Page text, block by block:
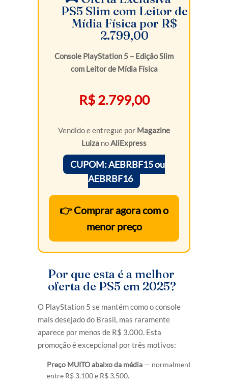
PS5 Slim com Leitor de
Mídia Física por R$
2.799,00
Console PlayStation 5 – Edição Slim
com Leitor de Mídia Física
R$ 2.799,00
Vendido e entregue por Magazine
Luiza noAliExpress
CUPOM: AEBRBF15 ou
AEBRBF16
👉 Comprar agora com o
menor preço
Por que esta é a melhor
oferta de PS5 em 2025?
O PlayStation 5 se mantém como o console
mais desejado do Brasil, mas raramente
aparece por menos de R$ 3.000. Esta
promoção é excepcional por três motivos:
Preço MUITO abaixo da média — normalmente
entre R$ 3.100 e R$ 3.500.